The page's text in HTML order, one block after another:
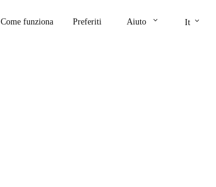
Come funziona Preferiti Aiuto keyboard_arrow_down It keyboard_arrow_down